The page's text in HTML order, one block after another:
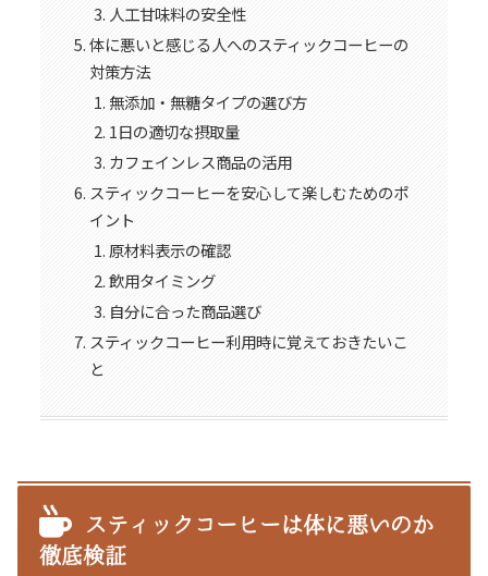
人工甘味料の安全性
体に悪いと感じる人へのスティックコーヒーの
対策方法
無添加・無糖タイプの選び方
1日の適切な摂取量
カフェインレス商品の活用
スティックコーヒーを安心して楽しむためのポ
イント
原材料表示の確認
飲用タイミング
自分に合った商品選び
スティックコーヒー利用時に覚えておきたいこ
と
スティックコーヒーは体に悪いのか
徹底検証